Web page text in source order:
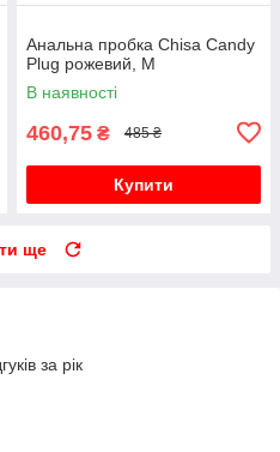
Анальна пробка Chisa Candy
Plug рожевий, M
В наявності
460,75 ₴ 485 ₴
Купити
ще
за рік